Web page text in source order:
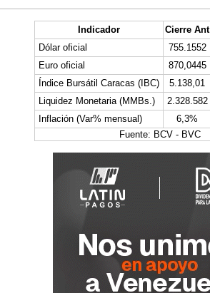
Indicador Cierre Ant
Dólar oficial
755.1552
Euro oficial
870,0445
Índice Bursátil Caracas (IBC)
5.138,01
Liquidez Monetaria (MMBs.)
2.328.582
Inflación (Var% mensual)
6,3%
Fuente: BCV - BVC